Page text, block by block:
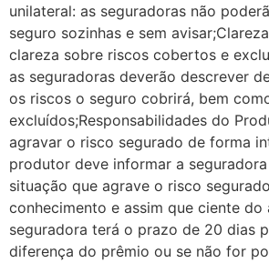
unilateral: as seguradoras não
seguro sozinhas e sem
clareza sobre riscos cobertos e
as seguradoras deverão descrever
os riscos o seguro cobrirá, bem
excluídos;Responsabilidades do
agravar o risco segurado de forma
produtor deve informar a
situação que agrave o risco
conhecimento e assim que ciente do
seguradora terá o prazo de 20 dias
diferença do prêmio ou se não for